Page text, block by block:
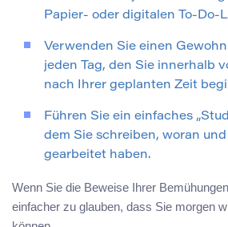
Papier- oder digitalen To-Do-
Verwenden Sie einen
jeden Tag, den Sie innerhalb
nach Ihrer geplanten Zeit
Führen Sie ein einfaches
dem Sie schreiben, woran
gearbeitet haben.
Wenn Sie die Beweise Ihrer
einfacher zu glauben, dass Sie morgen